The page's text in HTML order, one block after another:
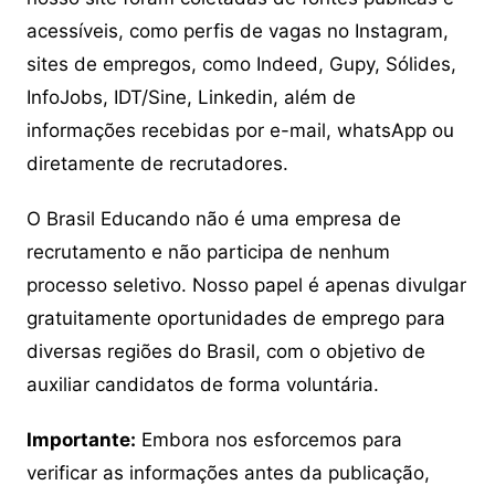
acessíveis, como perfis de vagas no Instagram,
sites de empregos, como Indeed, Gupy, Sólides,
InfoJobs, IDT/Sine, Linkedin, além de
informações recebidas por e-mail, whatsApp ou
diretamente de recrutadores.
O Brasil Educando não é uma empresa de
recrutamento e não participa de nenhum
processo seletivo. Nosso papel é apenas divulgar
gratuitamente oportunidades de emprego para
diversas regiões do Brasil, com o objetivo de
auxiliar candidatos de forma voluntária.
Importante: Embora nos esforcemos para
verificar as informações antes da publicação,